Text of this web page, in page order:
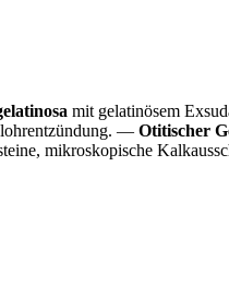
mit gelatinösem
— Otitischer
mikroskopische